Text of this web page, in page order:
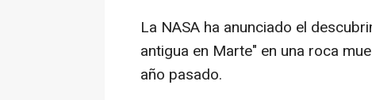
La NASA ha anunciado el
antigua en Marte" en una roca
año pasado.